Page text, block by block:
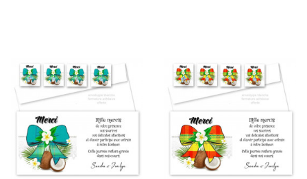
LISTE
APERÇU
DÉTAILS
LISTE
APERÇU
DÉTAILS